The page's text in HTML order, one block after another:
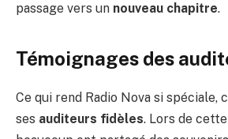
passage vers un nouveau chapitre.
Témoignages des
Ce qui rend Radio Nova si spéciale,
ses auditeurs fidèles. Lors de